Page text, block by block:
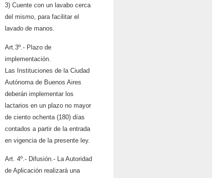
3) Cuente con un lavabo cerca
del mismo, para facilitar el
lavado de manos.
Art.3º.- Plazo de
implementación.
Las Instituciones de la Ciudad
Autónoma de Buenos Aires
deberán implementar los
lactarios en un plazo no mayor
de ciento ochenta (180) días
contados a partir de la entrada
en vigencia de la presente ley.
Art. 4º.- Difusión.- La Autoridad
de Aplicación realizará una